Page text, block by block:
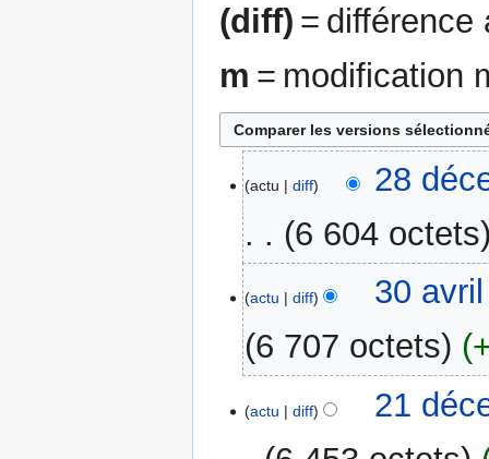
(diff) = différence
m = modification
décembre
2023
actu diff
28
6 604 octets
u
u
n
é
avril
2012
actu diff
30
6 707 octets
décembre
actu diff
21